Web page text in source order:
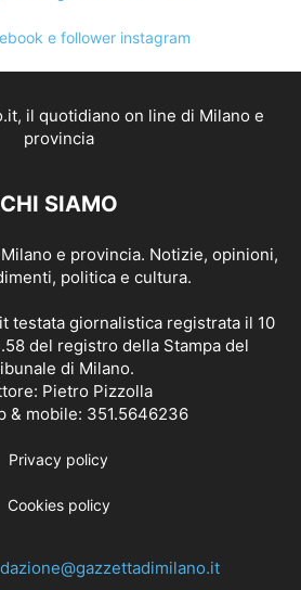
CHI SIAMO
e provincia. Notizie, opinioni,
politica e cultura.
testata giornalistica registrata il 10
del registro della Stampa del
di Milano.
Pietro Pizzolla
& mobile: 351.5646236
Privacy policy
Cookies policy